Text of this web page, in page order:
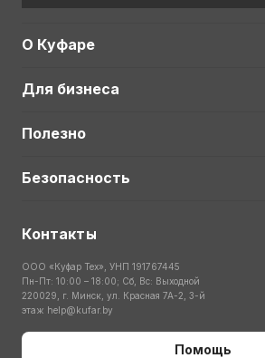
О Куфаре
Для бизнеса
Полезно
Безопасность
Контакты
ООО «Куфар Тех», УНП 191767445
Пн-Пт: 10:00 – 18:00; Сб, Вс: Выходной
220029, г. Минск, ул. Красная 7А-2, 3-й
этаж help@kufar.by
Помощь